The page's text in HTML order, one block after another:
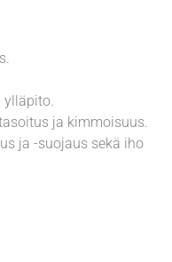
ja kimmoisuus.
ja -suojaus sekä iho